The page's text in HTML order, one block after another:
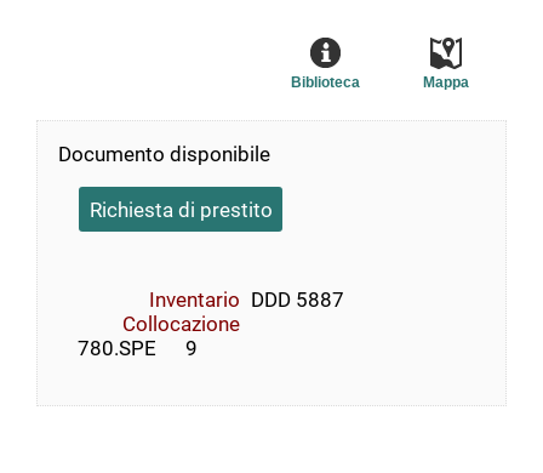
Mappa
Biblioteca
Documento disponibile
Richiesta di prestito
Inventario DDD 5887
Collocazione
    780.SPE      9